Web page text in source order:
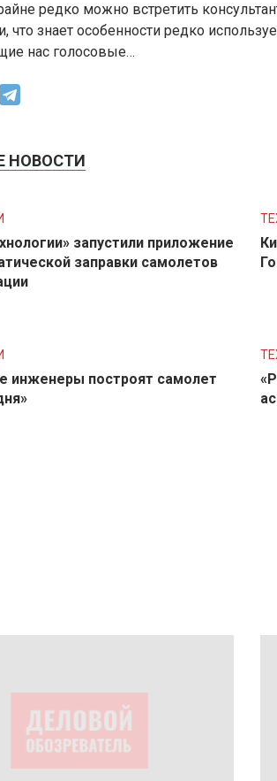
редко можно встретить
что знает особенности редко
нас голосовые…
НОВОСТИ
запустили приложение
заправки самолетов
инженеры построят самолет